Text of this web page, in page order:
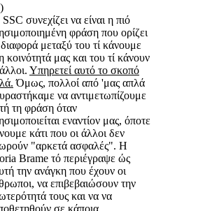
συνεχίζει να είναι η πιό
φράση που ορίζει
μεταξύ του τί κάνουμε
κοινότητά μας και του τί κάνουν
Υπηρετεί αυτό το σκοπό
Όμως, πολλοί από 'μας απλά
να αντιμετωπίζουμε
τη φράση όταν
εναντίον μας, όποτε
κάτι που οι άλλοι δεν
"αρκετά ασφαλές". Η
Brame τό περιέγραψε ώς
την ανάγκη που έχουν οι
να επιβεβαιώσουν την
τους και να να
σε κάποια